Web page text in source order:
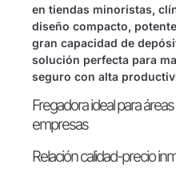
en tiendas minoristas,
diseño compacto,
gran capacidad de
solución perfecta para
seguro con alta
Fregadora ideal para
empresas
Relación calidad-precio